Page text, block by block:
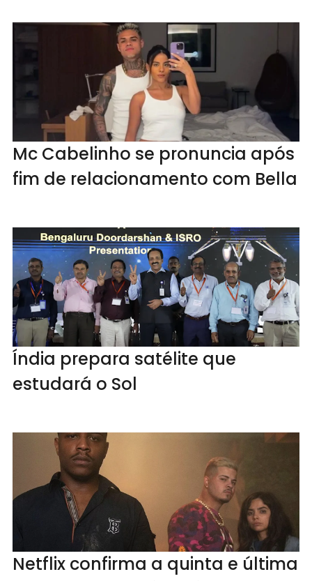
Mc Cabelinho se pronuncia após
fim de relacionamento com Bella
Índia prepara satélite que
estudará o Sol
Netflix confirma a quinta e última